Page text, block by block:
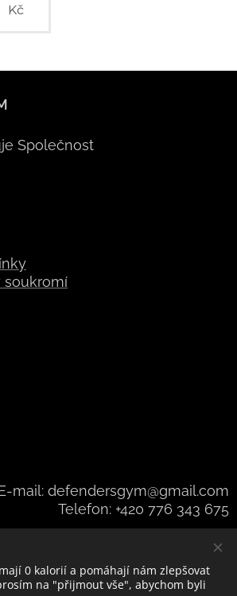
Kč
Společnost
soukromí
mail: defendersgym@gmail.com
Telefon: +420 776 343 675
službouWebnode Cookies
0 kalorií a pomáhají nám zlepšovat
na "přijmout vše", abychom byli